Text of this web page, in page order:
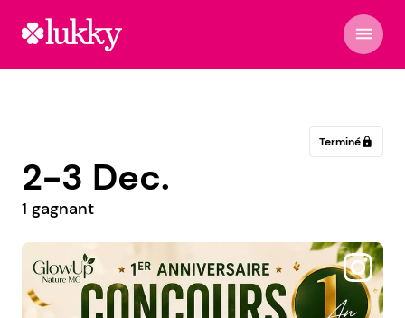
menu
Terminélock
2-3 Dec.
1 gagnant
@socialshakebmf